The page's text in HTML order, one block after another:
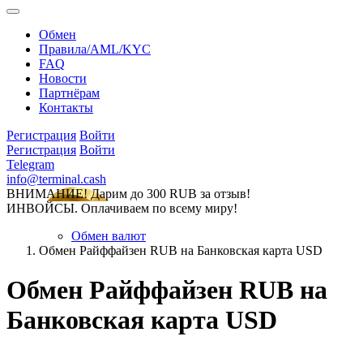
Обмен
Правила/AML/KYC
FAQ
Новости
Партнёрам
Контакты
Регистрация Войти
Регистрация Войти
Telegram
info@terminal.cash
ВНИМАНИЕ! Дарим до 300 RUB за отзыв!
ИНВОЙСЫ. Оплачиваем по всему миру!
Обмен валют
Обмен Райффайзен RUB на Банковская карта USD
Обмен Райффайзен RUB на
Банковская карта USD